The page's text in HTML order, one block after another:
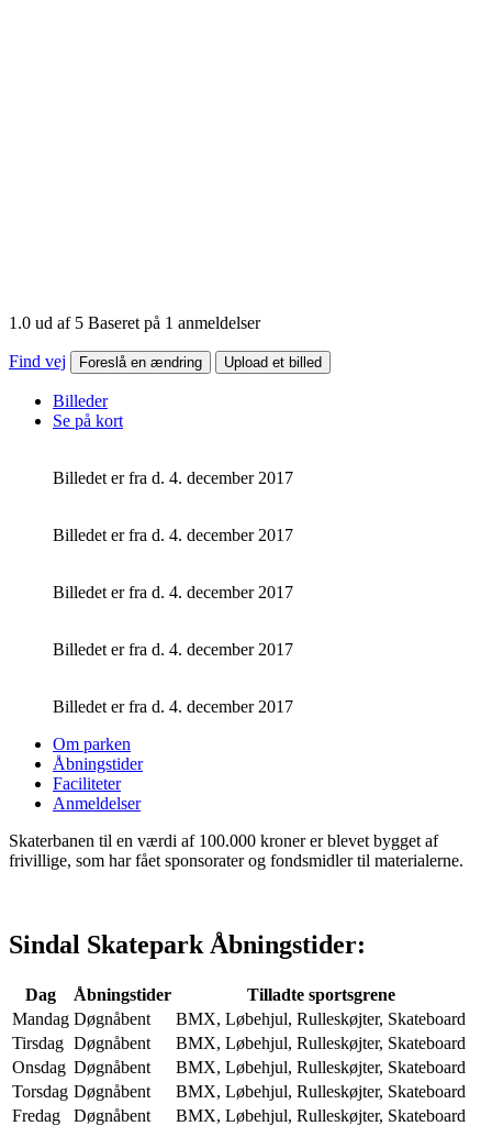
1.0 ud af 5 Baseret på 1 anmeldelser
Find vej Foreslå en ændring Upload et billed
Billeder
Se på kort
Billedet er fra d. 4. december 2017
Billedet er fra d. 4. december 2017
Billedet er fra d. 4. december 2017
Billedet er fra d. 4. december 2017
Billedet er fra d. 4. december 2017
Om parken
Åbningstider
Faciliteter
Anmeldelser
Skaterbanen til en værdi af 100.000 kroner er blevet bygget af
frivillige, som har fået sponsorater og fondsmidler til materialerne.
Sindal Skatepark Åbningstider:
Dag Åbningstider
Tilladte sportsgrene
Mandag Døgnåbent
BMX, Løbehjul, Rulleskøjter, Skateboard
Tirsdag Døgnåbent
BMX, Løbehjul, Rulleskøjter, Skateboard
Onsdag Døgnåbent
BMX, Løbehjul, Rulleskøjter, Skateboard
Torsdag Døgnåbent
BMX, Løbehjul, Rulleskøjter, Skateboard
Fredag
Døgnåbent
BMX, Løbehjul, Rulleskøjter, Skateboard